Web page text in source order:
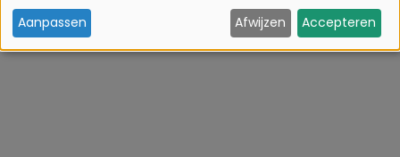
e
b
Aanpassen Afwijzen Accepteren